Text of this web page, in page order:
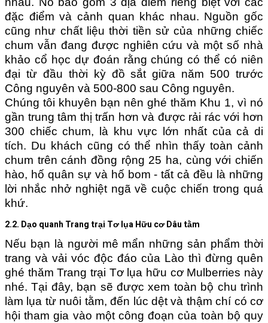
đặc điểm và cảnh quan khác nhau. Nguồn gốc
cũng như chất liệu thời tiền sử của những chiếc
chum vẫn đang được nghiên cứu và một số nhà
khảo cổ học dự đoán rằng chúng có thể có niên
đại từ đầu thời kỳ đồ sắt giữa năm 500 trước
Công nguyên và 500-800 sau Công nguyên.
Chúng tôi khuyên bạn nên ghé thăm Khu 1, vì nó
gần trung tâm thị trấn hơn và được rải rác với hơn
300 chiếc chum, là khu vực lớn nhất của cả di
tích. Du khách cũng có thể nhìn thấy toàn cảnh
chum trên cánh đồng rộng 25 ha, cùng với chiến
hào, hố quân sự và hố bom - tất cả đều là những
lời nhắc nhở nghiệt ngã về cuộc chiến trong quá
khứ.
2.2. Dạo quanh Trang trại Tơ lụa Hữu cơ Dâu tằm
Nếu bạn là người mê mẩn những sản phẩm thời
trang và vải vóc độc đáo của Lào thì đừng quên
ghé thăm Trang trại Tơ lụa hữu cơ Mulberries này
nhé. Tại đây, bạn sẽ được xem toàn bộ chu trình
làm lụa từ nuôi tằm, đến lúc dệt và thậm chí có cơ
hội tham gia vào một công đoạn của toàn bộ quy